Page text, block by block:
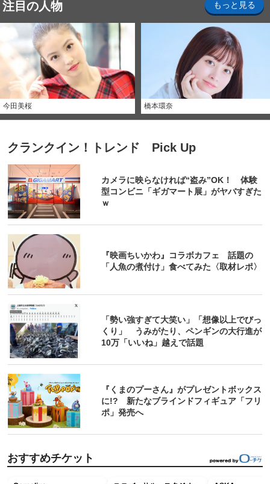
注目の人物 もっと見る
今田美桜 橋本環奈
クランクイン！トレンド Pick Up
カメラに映らなければ“盗み”OK！ 体験
型コンビニ「ギガマート展」がヤバすぎた
ｗ
『映画ちいかわ』コラボカフェ 話題の
「人魚の煮付け」食べてみた〈取材レポ〉
「勢い強すぎて大笑い」「想像以上でびっ
くり」 うみがたり、ペンギンの大行進が
10万「いいね」越えで話題
『くまのプーさん』がプレゼントボックス
に!? 新たなブラインドフィギュア「フリ
ポ」発売へ
おすすめチケット